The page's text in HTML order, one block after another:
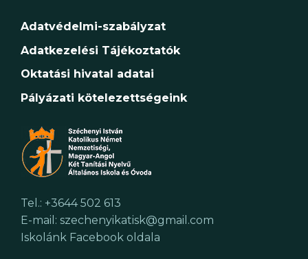
Adatvédelmi-szabályzat
Adatkezelési Tájékoztatók
Oktatási hivatal adatai
Pályázati kötelezettségeink
Tel.: +3644 502 613
E-mail: szechenyikatisk@gmail.com
Iskolánk Facebook oldala